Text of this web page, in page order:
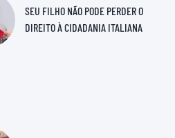
SEU FILHO NÃO PODE PERDER O
DIREITO À CIDADANIA ITALIANA